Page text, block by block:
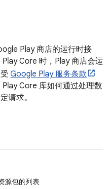
Play 商店的运行时接
Core 时，Play 商店会运
Google Play 服务条款
Core 库如何通过处理数
请求。
源包的列表